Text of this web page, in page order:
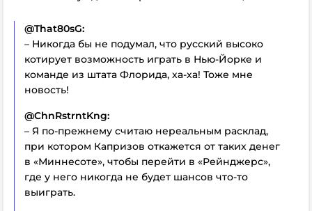
@That80sG:
– Никогда бы не подумал, что русский высоко
котирует возможность играть в Нью-Йорке и
команде из штата Флорида, ха-ха! Тоже мне
новость!
@ChnRstrntKng:
– Я по-прежнему считаю нереальным расклад,
при котором Капризов откажется от таких денег
в «Миннесоте», чтобы перейти в «Рейнджерс»,
где у него никогда не будет шансов что-то
выиграть.